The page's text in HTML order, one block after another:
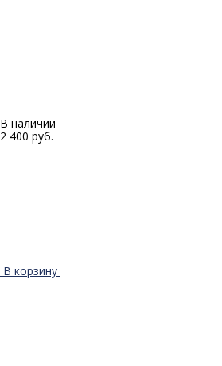
В наличии
2 400 руб.
В корзину